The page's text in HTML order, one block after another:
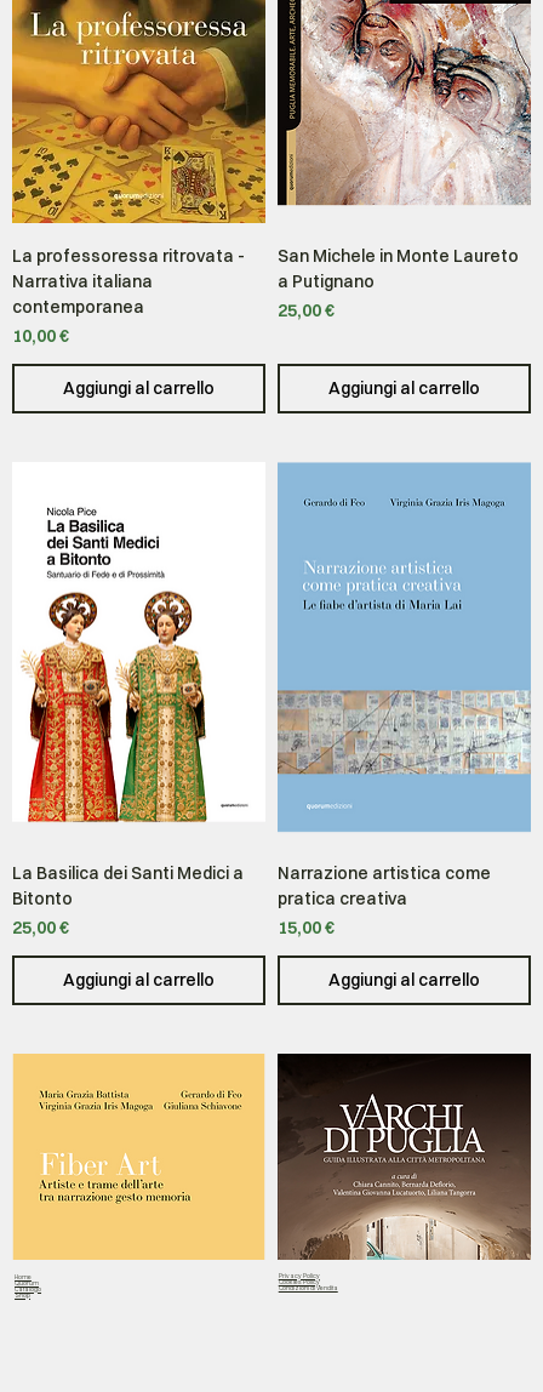
La professoressa ritrovata -
Narrativa italiana
contemporanea
Prezzo
10,00 €
Aggiungi al carrello
San Michele in Monte Laureto
a Putignano
Prezzo
25,00 €
Aggiungi al carrello
La Basilica dei Santi Medici a
Bitonto
Prezzo
25,00 €
Aggiungi al carrello
Narrazione artistica come
pratica creativa
Prezzo
15,00 €
Aggiungi al carrello
Home
Quorum
Catalogo
Shop
Privacy Policy
Cookies Policy
Condizioni di Vendita